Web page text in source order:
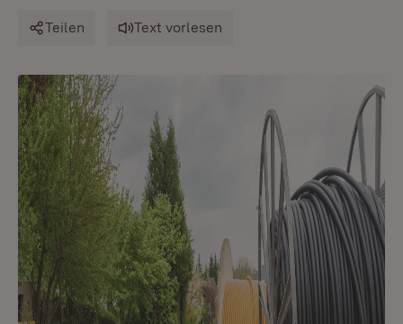
Teilen Text vorlesen